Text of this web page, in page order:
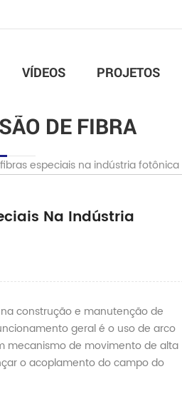
VÍDEOS PROJETOS
DE FIBRA
especiais na indústria fotônica
Na Indústria
construção e manutenção de
geral é o uso de arco
mecanismo de movimento de alta
o acoplamento do campo do